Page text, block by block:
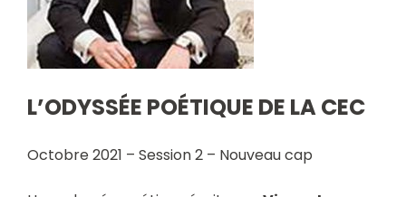
L’ODYSSÉE POÉTIQUE DE LA CEC
Octobre 2021 – Session 2 – Nouveau cap